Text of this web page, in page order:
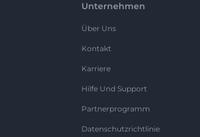
Unternehmen
Über Uns
Kontakt
Karriere
Hilfe Und Support
Partnerprogramm
Datenschutzrichtlinie